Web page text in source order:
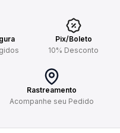
Pix/Boleto
10% Desconto
Rastreamento
Acompanhe seu Pedido